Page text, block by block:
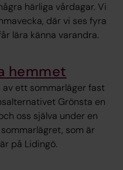
härliga vårdagar. Vi
där vi ses fyra
lära känna varandra.
hemmet
av ett sommarläger fast
Grönsta en
oss själva under en
som är
på Lidingö.